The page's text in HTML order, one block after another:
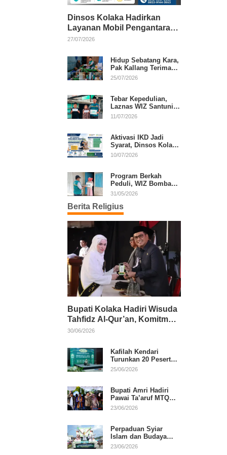
Dinsos Kolaka Hadirkan
Layanan Mobil Pengantaran
Gratis bagi Pasien Penerima
27/07/2026
Hidup Sebatang Kara,
Pak Kallang Terima
Bantuan dari Laznas
25/07/2026
Tebar Kepedulian,
Laznas WIZ Santuni
Anak Yatim dan
11/07/2026
Aktivasi IKD Jadi
Syarat, Dinsos Kolaka
Sosialisasikan
10/07/2026
Program Berkah
Peduli, WIZ Bombana
Bantu Lansia dan
31/05/2026
Berita Religius
Bupati Kolaka Hadiri Wisuda
Tahfidz Al-Qur’an, Komitmen
Dukung Pendidikan
30/06/2026
Kafilah Kendari
Turunkan 20 Peserta
pada Hari Pertama
25/06/2026
Bupati Amri Hadiri
Pawai Ta’aruf MTQ
XXXI Sultra, Beri
23/06/2026
Perpaduan Syiar
Islam dan Budaya
Warnai Pawai Ta’aruf
23/06/2026